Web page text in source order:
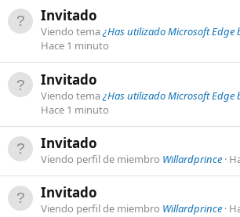
Invitado
Viendo tema¿Has utilizado Microsoft Edge
Hace 1 minuto
Invitado
Viendo tema¿Has utilizado Microsoft Edge
Hace 1 minuto
Invitado
Viendo perfil de miembro Willardprince
Invitado
Viendo perfil de miembro Willardprince